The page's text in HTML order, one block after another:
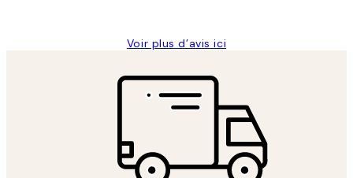
Voir plus d’avis ici